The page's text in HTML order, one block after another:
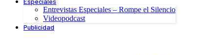
Entrevistas Especiales – Rompe el Silencio
Videopodcast
Publicidad